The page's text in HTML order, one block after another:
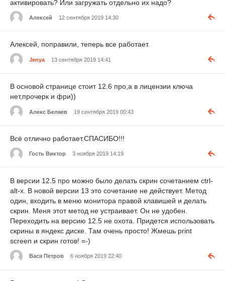
активировать? Или загружать отдельно их надо?
Алексей 12 сентября 2019 14:30
Алексей, поправили, теперь все работает.
Jenya 13 сентября 2019 14:41
В основой странице стоит 12.6 про,а в лицензии ключа
нет,прочерк и фри))
Алекс Беляев 19 сентября 2019 00:43
Всё отлично работает.СПАСИБО!!!
Гость Виктор 3 ноября 2019 14:19
В версии 12.5 про можно было делать скрин сочетанием ctrl-
alt-x. В новой версии 13 это сочетание не действует. Метод
один, входить в меню монитора правой клавишей и делать
скрин. Меня этот метод не устраивает. Он не удобен.
Переходить на версию 12.5 не охота. Придется использовать
скрины в яндекс диске. Там очень просто! Жмешь print
screen и скрин готов! =-)
Вася Петров 6 ноября 2019 22:40